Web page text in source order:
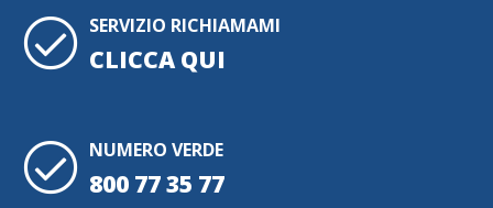
SERVIZIO RICHIAMAMI
CLICCA QUI
NUMERO VERDE
800 77 35 77